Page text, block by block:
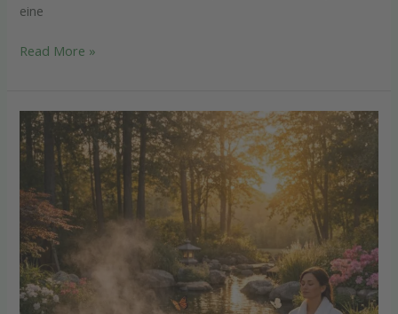
eine
Read More »
So
gelingt
die
Erholung:
Wellness-
Tipps
für
deinen
nächsten